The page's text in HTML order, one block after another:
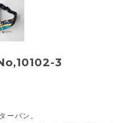
3
ーバン。